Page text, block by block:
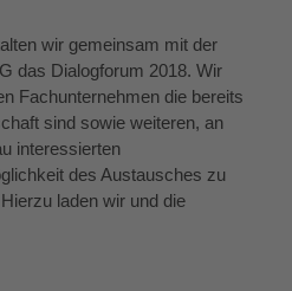
wir gemeinsam mit der
das Dialogforum 2018. Wir
Fachunternehmen die bereits
sind sowie weiteren, an
interessierten
des Austausches zu
laden wir und die